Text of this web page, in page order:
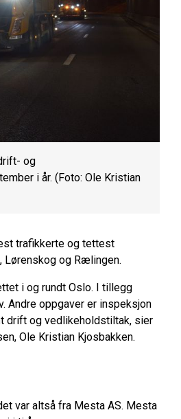
og
i år. (Foto: Ole Kristian
trafikkerte og tettest
Lørenskog og Rælingen.
i og rundt Oslo. I tillegg
Andre oppgaver er inspeksjon
drift og vedlikeholdstiltak, sier
Ole Kristian Kjosbakken.
var altså fra Mesta AS. Mesta